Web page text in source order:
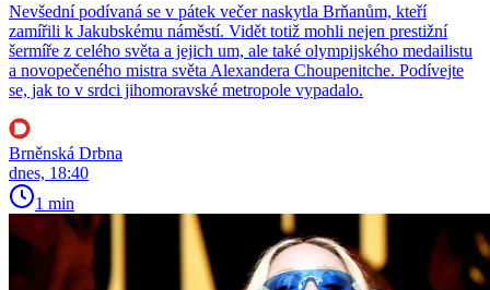
Nevšední podívaná se v pátek večer naskytla Brňanům, kteří
zamířili k Jakubskému náměstí. Vidět totiž mohli nejen prestižní
šermíře z celého světa a jejich um, ale také olympijského medailistu
a novopečeného mistra světa Alexandera Choupenitche. Podívejte
se, jak to v srdci jihomoravské metropole vypadalo.
Brněnská Drbna
dnes, 18:40
1 min